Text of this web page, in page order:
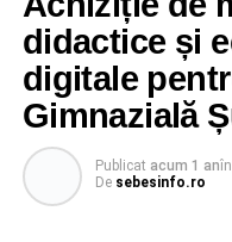
didactice și
digitale
Gimnazială
Publicat acum 1 anîn
De sebesinfo.ro